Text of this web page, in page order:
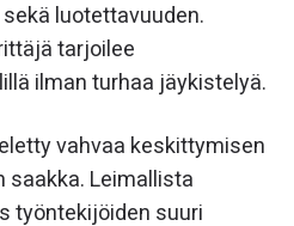
luotettavuuden.
tarjoilee
ilman turhaa jäykistelyä.
vahvaa keskittymisen
saakka. Leimallista
työntekijöiden suuri